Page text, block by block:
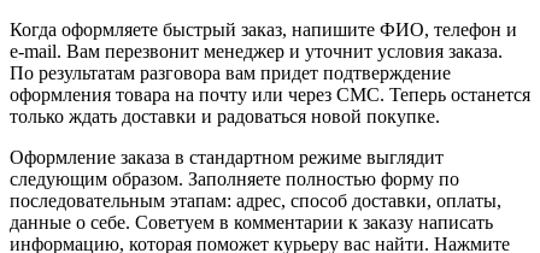
Когда оформляете быстрый заказ, напишите ФИО, телефон и
e-mail. Вам перезвонит менеджер и уточнит условия заказа.
По результатам разговора вам придет подтверждение
оформления товара на почту или через СМС. Теперь останется
только ждать доставки и радоваться новой покупке.
Оформление заказа в стандартном режиме выглядит
следующим образом. Заполняете полностью форму по
последовательным этапам: адрес, способ доставки, оплаты,
данные о себе. Советуем в комментарии к заказу написать
информацию, которая поможет курьеру вас найти. Нажмите